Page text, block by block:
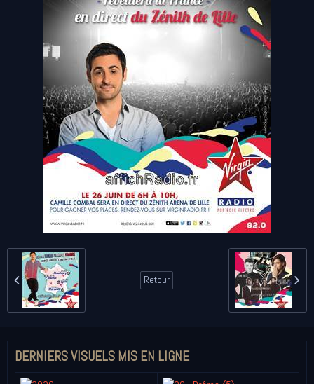
Retour
DERNIERS VISUELS MIS EN LIGNE